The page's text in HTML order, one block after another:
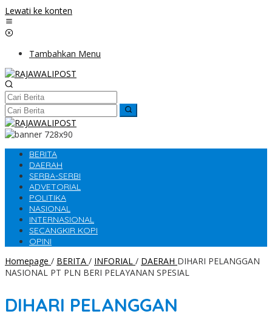
Lewati ke konten
Tambahkan Menu
BERITA
DAERAH
SERBA-SERBI
ADVETORIAL
POLITIKA
NASIONAL
INTERNASIONAL
SECANGKIR KOPI
OPINI
Homepage / BERITA / INFORIAL / DAERAH DIHARI PELANGGAN
NASIONAL PT PLN BERI PELAYANAN SPESIAL
DIHARI PELANGGAN